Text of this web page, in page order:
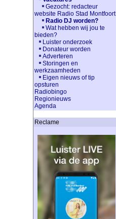
Gezocht: redacteur
website Radio Stad Montfoort
Radio DJ worden?
Wat hebben wij jou te
bieden?
Luister onderzoek
Donateur worden
Adverteren
Storingen en
werkzaamheden
Eigen nieuws of tip
opsturen
Radiobingo
Regionieuws
Agenda
Reclame